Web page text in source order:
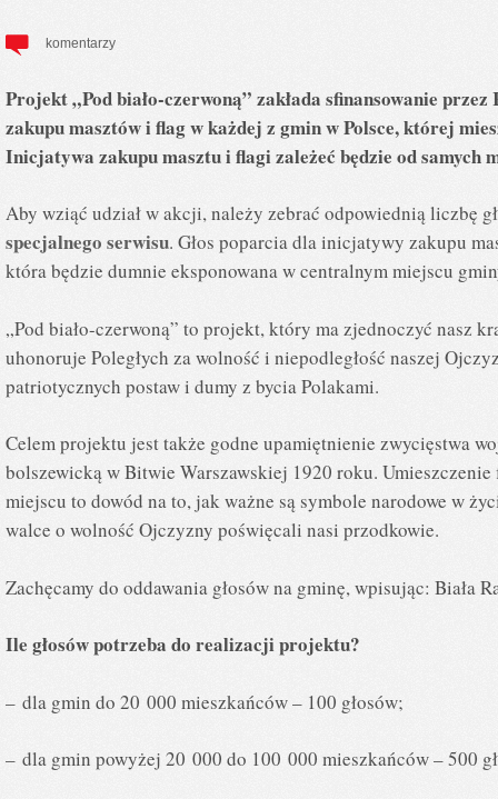
komentarzy
Projekt „Pod biało-czerwoną” zakłada sfinansowanie
zakupu masztów i flag w każdej z gmin w Polsce, której
Inicjatywa zakupu masztu i flagi zależeć będzie od samych
Aby wziąć udział w akcji, należy zebrać odpowiednią liczbę
specjalnego serwisu. Głos poparcia dla inicjatywy zakupu
która będzie dumnie eksponowana w centralnym miejscu
„Pod biało-czerwoną” to projekt, który ma zjednoczyć nasz
uhonoruje Poległych za wolność i niepodległość naszej
patriotycznych postaw i dumy z bycia Polakami.
Celem projektu jest także godne upamiętnienie zwycięstwa
bolszewicką w Bitwie Warszawskiej 1920 roku.
miejscu to dowód na to, jak ważne są symbole narodowe w
walce o wolność Ojczyzny poświęcali nasi przodkowie.
Zachęcamy do oddawania głosów na gminę, wpisując: Biała
Ile głosów potrzeba do realizacji projektu?
– dla gmin do 20 000 mieszkańców – 100 głosów;
– dla gmin powyżej 20 000 do 100 000 mieszkańców – 500